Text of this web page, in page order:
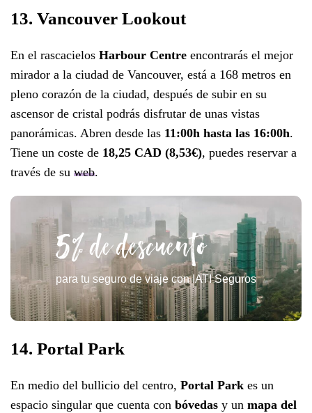
13. Vancouver Lookout
En el rascacielos Harbour Centre encontrarás el mejor
mirador a la ciudad de Vancouver, está a 168 metros en
pleno corazón de la ciudad, después de subir en su
ascensor de cristal podrás disfrutar de unas vistas
panorámicas. Abren desde las 11:00h hasta las 16:00h.
Tiene un coste de 18,25 CAD (8,53€), puedes reservar a
través de su web.
5% de descuento
para tu seguro de viaje con IATI Seguros
14. Portal Park
En medio del bullicio del centro, Portal Park es un
espacio singular que cuenta con bóvedas y un mapa del